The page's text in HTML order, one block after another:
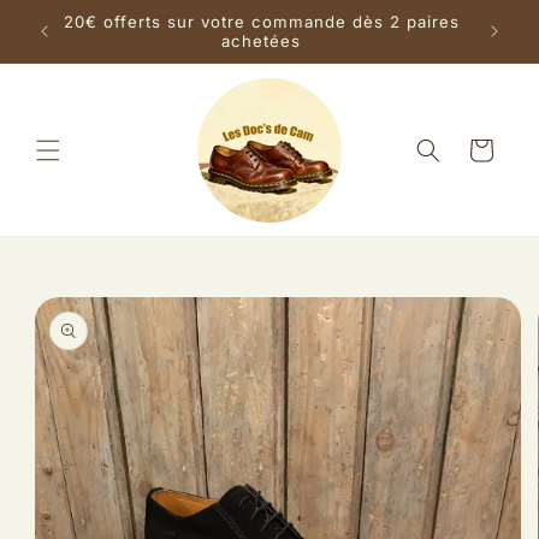
passer
contenu
20€ offerts sur votre commande dès 2 paires
achetées
Panier
Passer aux
informations
produits